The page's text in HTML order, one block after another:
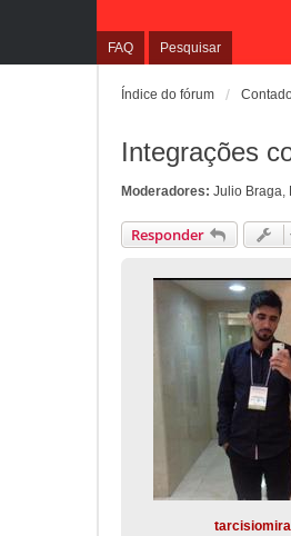
FAQ Pesquisar
Índice do fórum
Integrações
Moderadores: Julio Braga,
Responder